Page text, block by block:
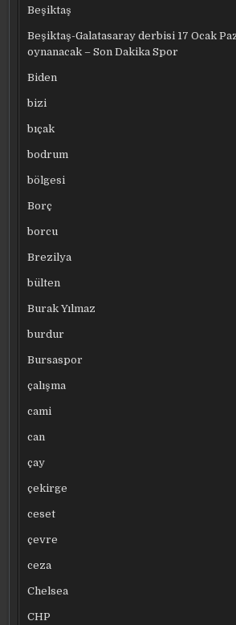
Beşiktaş
Beşiktaş-Galatasaray derbisi 17 Ocak
oynanacak – Son Dakika Spor
Biden
bizi
bıçak
bodrum
bölgesi
Borç
borcu
Brezilya
bülten
Burak Yılmaz
burdur
Bursaspor
çalışma
cami
can
çay
çekirge
ceset
çevre
ceza
Chelsea
CHP